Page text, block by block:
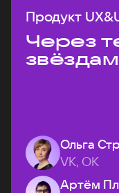
Продукт
Через
Ольга
VK, ОК
Артём